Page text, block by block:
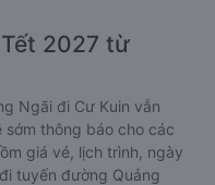
2027 từ
Ngãi đi Cư Kuin vẫn
thông báo cho các
giá vé, lịch trình, ngày
tuyến đường Quảng